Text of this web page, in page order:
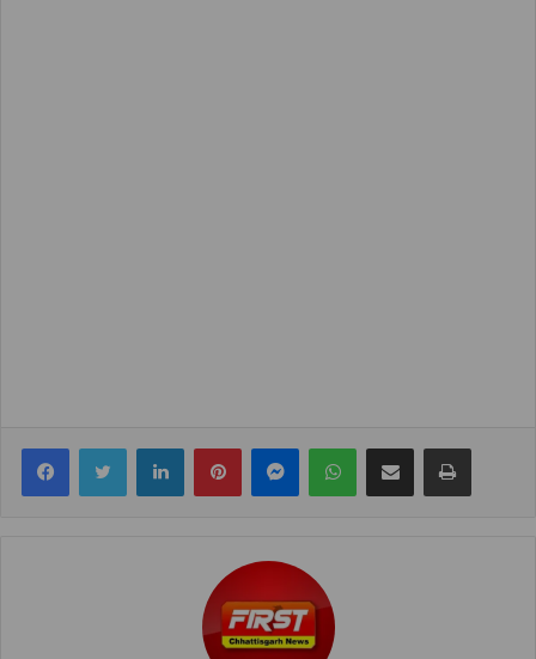
FacebookTwitter LinkedInPinterestMessengerWhatsAppShare via Email Print